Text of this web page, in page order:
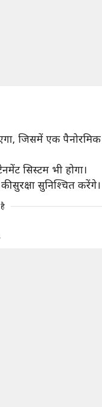
जिसमें एक पैनोरमिक
सिस्टम भी होगा।
सुरक्षा सुनिश्चित करेंगे।